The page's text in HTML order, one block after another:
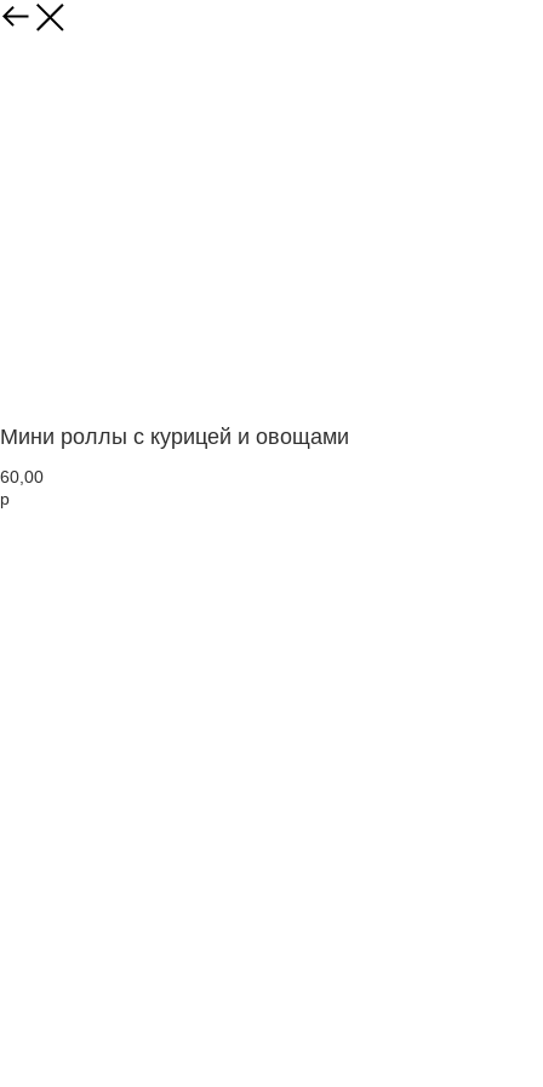
Мини роллы с курицей и овощами
60,00
р